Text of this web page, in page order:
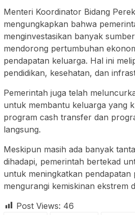
Menteri Koordinator Bidang
mengungkapkan bahwa
menginvestasikan banyak
mendorong pertumbuhan
pendapatan keluarga. Hal ini
pendidikan, kesehatan, dan
Pemerintah juga telah
untuk membantu keluarga yang
program cash transfer dan
langsung.
Meskipun masih ada banyak
dihadapi, pemerintah bertekad
untuk meningkatkan pendapatan
mengurangi kemiskinan ekstrem
Post Views: 46